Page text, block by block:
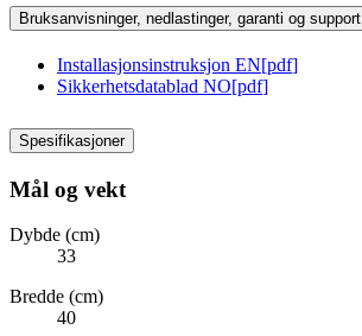
Bruksanvisninger, nedlastinger, garanti og support
Installasjonsinstruksjon EN[pdf]
Sikkerhetsdatablad NO[pdf]
Spesifikasjoner
Mål og vekt
Dybde (cm)
33
Bredde (cm)
40